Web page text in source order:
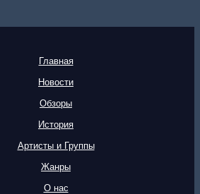
Главная
Новости
Обзоры
История
Артисты и Группы
Жанры
О нас